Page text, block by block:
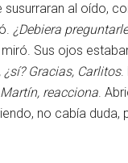
al oído,
¿Debiera
Sus ojos
Gracias, Carlitos.
reacciona.
no cabía